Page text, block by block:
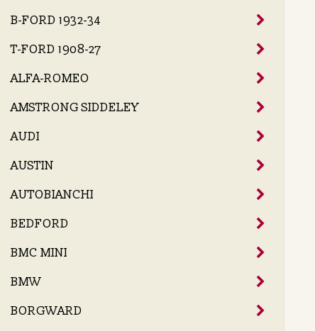
B-FORD 1932-34
T-FORD 1908-27
ALFA-ROMEO
AMSTRONG SIDDELEY
AUDI
AUSTIN
AUTOBIANCHI
BEDFORD
BMC MINI
BMW
BORGWARD